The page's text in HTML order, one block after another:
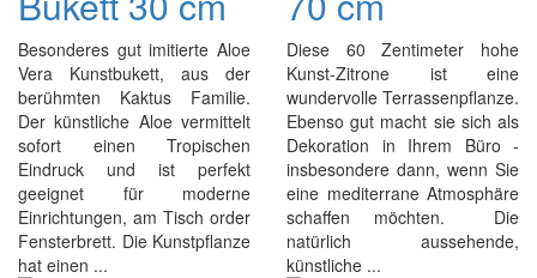
Besonderes gut imitierte Aloe
Vera Kunstbukett, aus der
berühmten Kaktus Familie.
Der künstliche Aloe vermittelt
sofort einen Tropischen
Eindruck und ist perfekt
geeignet für moderne
Einrichtungen, am Tisch order
Fensterbrett. Die Kunstpflanze
hat einen ...
Diese 60 Zentimeter hohe
Kunst-Zitrone ist eine
wundervolle Terrassenpflanze.
Ebenso gut macht sie sich als
Dekoration in Ihrem Büro -
insbesondere dann, wenn Sie
eine mediterrane Atmosphäre
schaffen möchten. Die
natürlich aussehende,
künstliche ...